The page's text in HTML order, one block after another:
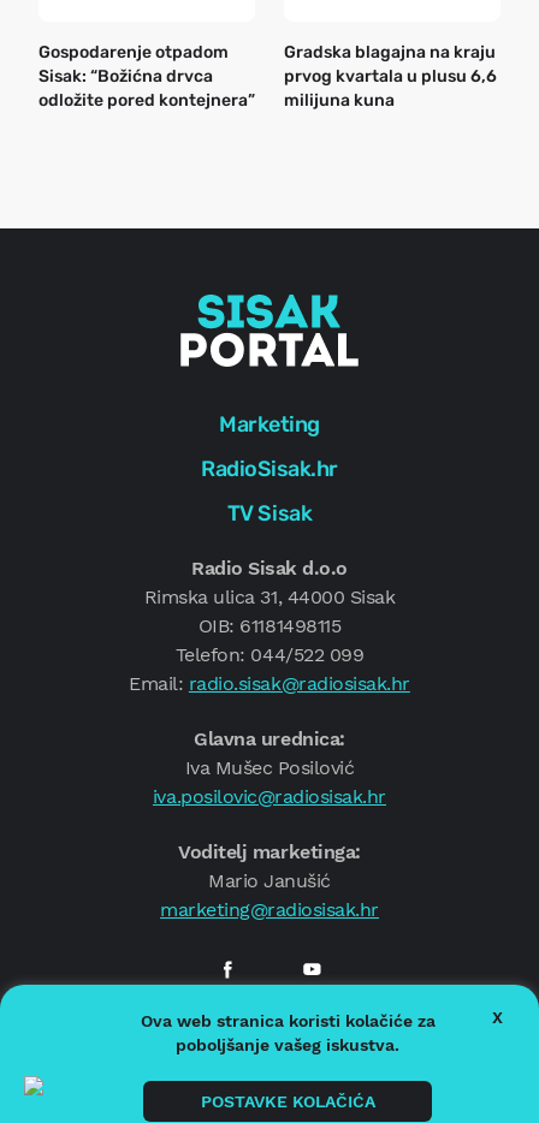
Gospodarenje otpadom
Sisak: “Božićna drvca
odložite pored kontejnera”
Gradska blagajna na kraju
prvog kvartala u plusu 6,6
milijuna kuna
Marketing
RadioSisak.hr
TV Sisak
Radio Sisak d.o.o
Rimska ulica 31, 44000 Sisak
OIB: 61181498115
Telefon: 044/522 099
Email: radio.sisak@radiosisak.hr
Glavna urednica:
Iva Mušec Posilović
iva.posilovic@radiosisak.hr
Voditelj marketinga:
Mario Janušić
marketing@radiosisak.hr
© 2026.Radio Sisak
Politika privatnosti
Politika kolačića
Ova web stranica koristi kolačiće za
poboljšanje vašeg iskustva.
POSTAVKE KOLAČIĆA
X